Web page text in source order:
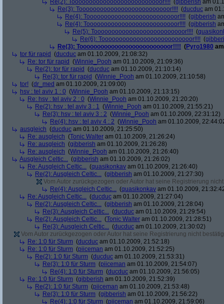
Re(2): Toooooooooooooooooooooooooor!!!! (gibberish am
Re(3): Toooooooooooooooooooooooooor!!!! (ducduc am
Re(4): Toooooooooooooooooooooooooor!!!! (gibberish
Re(4): Toooooooooooooooooooooooooor!!!! (gibberish
Re(5): Toooooooooooooooooooooooooor!!!! (
Re(6): Toooooooooooooooooooooooooor!!!! (
Re(3): Toooooooooooooooooooooooooor!!!! (Pyro1980
tor für rapid (ducduc am 01.10.2009, 21:08:32)
Re: tor für rapid (Winnie_Pooh am 01.10.2009, 21:09:36)
Re(2): tor für rapid (ducduc am 01.10.2009, 21:10:14)
Re(3): tor für rapid (Winnie_Pooh am 01.10.2009, 21:10:58)
tor! (dr_med am 01.10.2009, 21:09:00)
hsv : tel aviv 1 : 0 (Winnie_Pooh am 01.10.2009, 21:13:15)
Re: hsv : tel aviv 2 : 0 (Winnie_Pooh am 01.10.2009, 21:20:20)
Re(2): hsv : tel aviv 3 : 1 (Winnie_Pooh am 01.10.2009, 21:55:21)
Re(3): hsv : tel aviv 3 : 2 (Winnie_Pooh am 01.10.2009, 22:31:12)
Re(4): hsv : tel aviv 4 : 2 (Winnie_Pooh am 01.10.2009,
ausgleich (ducduc am 01.10.2009, 21:25:50)
Re: ausgleich (Tonic Walter am 01.10.2009, 21:26:24)
Re: ausgleich (gibberish am 01.10.2009, 21:26:28)
Re: ausgleich (Winnie_Pooh am 01.10.2009, 21:26:40)
Ausgleich Celtic... (gibberish am 01.10.2009, 21:26:02)
Re: Ausgleich Celtic... (quasikonkav am 01.10.2009, 21:26:40)
Re(2): Ausgleich Celtic... (gibberish am 01.10.2009, 21:27:30)
Vom Autor zurückgezogen oder Autor hat seine Registrierung
Re(4): Ausgleich Celtic... (quasikonkav am 01.10.2009,
Re: Ausgleich Celtic... (ducduc am 01.10.2009, 21:27:04)
Re(2): Ausgleich Celtic... (gibberish am 01.10.2009, 21:28:04)
Re(3): Ausgleich Celtic... (ducduc am 01.10.2009, 21:29:54)
Re(2): Ausgleich Celtic... (Tonic Walter am 01.10.2009, 21:28:51)
Re(3): Ausgleich Celtic... (ducduc am 01.10.2009, 21:30:02)
Vom Autor zurückgezogen oder Autor hat seine Registrierung nicht
Re: 1:0 für Sturm (ducduc am 01.10.2009, 21:52:18)
Re: 1:0 für Sturm (piiceman am 01.10.2009, 21:52:25)
Re(2): 1:0 für Sturm (ducduc am 01.10.2009, 21:53:31)
Re(3): 1:0 für Sturm (piiceman am 01.10.2009, 21:54:07)
Re(4): 1:0 für Sturm (ducduc am 01.10.2009, 21:56:05)
Re: 1:0 für Sturm (gibberish am 01.10.2009, 21:52:39)
Re(2): 1:0 für Sturm (piiceman am 01.10.2009, 21:53:48)
Re(3): 1:0 für Sturm (gibberish am 01.10.2009, 21:56:22)
Re(4): 1:0 für Sturm (piiceman am 01.10.2009, 21:59:06)